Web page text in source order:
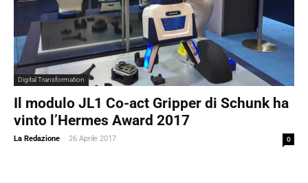
Digital Transformation
Il modulo JL1 Co-act Gripper di Schunk ha
vinto l’Hermes Award 2017
La Redazione - 26 Aprile 2017 0